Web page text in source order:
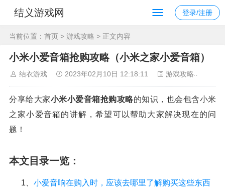
结义游戏网 登录/注册
当前位置： 首页 > 游戏攻略 > 正文内容
小米小爱音箱抢购攻略（小米之家小爱音箱）
结衣游戏 2023年02月10日 12:18:11 游戏攻略
分享给大家小米小爱音箱抢购攻略的知识，也会包含小米
之家小爱音箱的讲解，希望可以帮助大家解决现在的问
题！
本文目录一览：
1、 小爱音响在购入时，应该去哪里了解购买这些东西